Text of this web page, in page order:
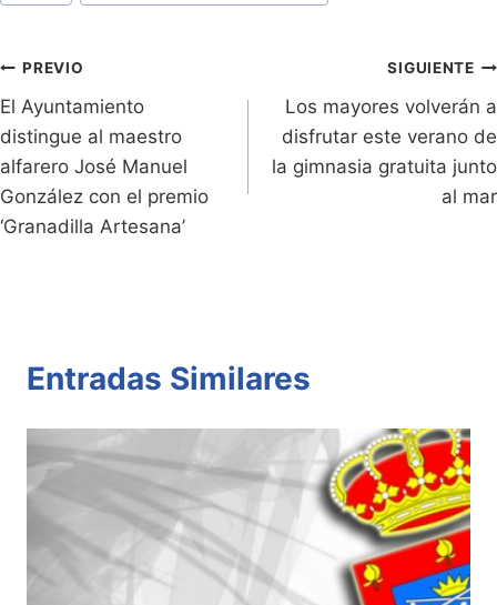
dl
y
k
k
Navegación
de
entradas
PREVIO
El Ayuntamiento
distingue al maestro
alfarero José Manuel
González con el premio
‘Granadilla Artesana’
SIGUIENTE
Los mayores volverán a
disfrutar este verano de
la gimnasia gratuita junto
al mar
Entradas Similares